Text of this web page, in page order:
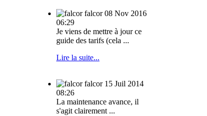
falcor 08 Nov 2016
06:29
Je viens de mettre à jour ce
guide des tarifs (cela ...
Lire la suite...
falcor 15 Juil 2014
08:26
La maintenance avance, il
s'agit clairement ...